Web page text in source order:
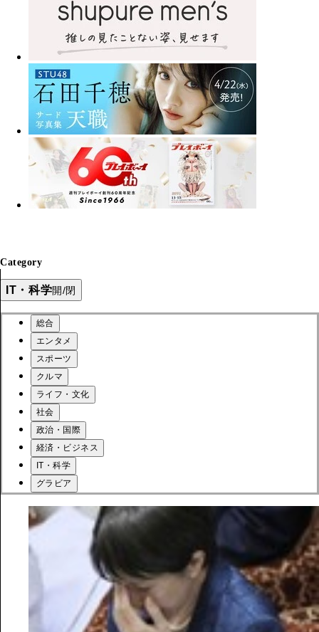
Category
IT・科学開/閉
総合
エンタメ
スポーツ
クルマ
ライフ・文化
社会
政治・国際
経済・ビジネス
IT・科学
グラビア